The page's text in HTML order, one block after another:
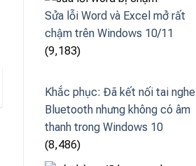
Sửa lỗi Word và Excel mở rất
chậm trên Windows 10/11
(9,183)
Khắc phục: Đã kết nối tai nghe
Bluetooth nhưng không có âm
thanh trong Windows 10
(8,486)